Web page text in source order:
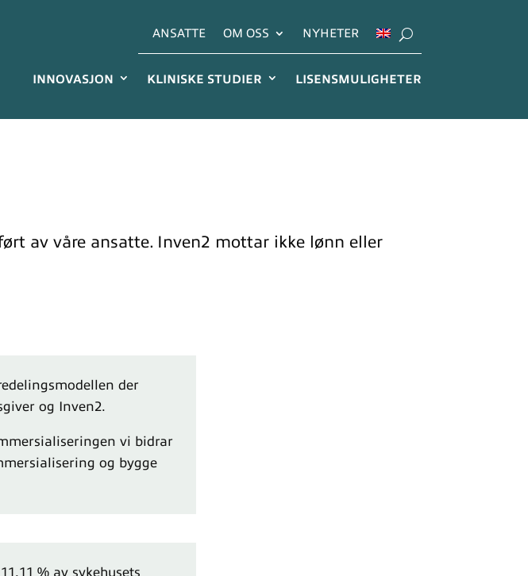
ANSATTE OM OSS NYHETER
INNOVASJON KLINISKE STUDIER LISENSMULIGHETER
av våre ansatte. Inven2 mottar ikke lønn eller
der
og Inven2.
vi bidrar
og bygge
% av sykehusets